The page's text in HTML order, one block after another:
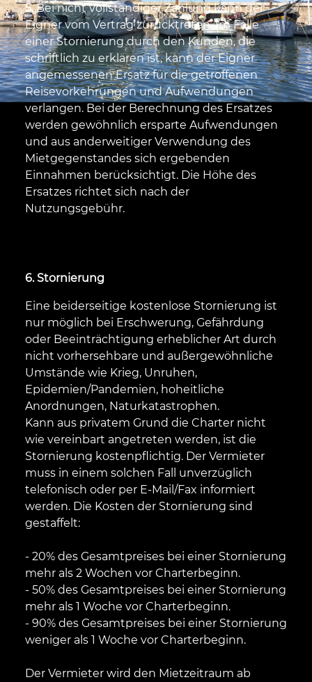
5.Bei nicht vollständiger Zahlung kann der
Eigner vom Vertrag zurücktreten. Im Falle
einer Stornierung durch den Kunden, die
schriftlich zu erklären ist, kann der Eigner
angemessenen Ersatz für die getroffenen
Reisevorkehrungen und Aufwendungen
verlangen. Bei der Berechnung des Ersatzes
werden gewöhnlich ersparte Aufwendungen
und aus anderweitiger Verwendung des
Mietgegenstandes sich ergebenden
Einnahmen berücksichtigt. Die Höhe des
Ersatzes richtet sich nach der
Nutzungsgebühr.
6. Stornierung
Eine beiderseitige kostenlose Stornierung ist
nur möglich bei Erschwerung, Gefährdung
oder Beeinträchtigung erheblicher Art durch
nicht vorhersehbare und außergewöhnliche
Umstände wie Krieg, Unruhen,
Epidemien/Pandemien, hoheitliche
Anordnungen, Naturkatastrophen.
Kann aus privatem Grund die Charter nicht
wie vereinbart angetreten werden, ist die
Stornierung kostenpflichtig. Der Vermieter
muss in einem solchen Fall unverzüglich
telefonisch oder per E-Mail/Fax informiert
werden. Die Kosten der Stornierung sind
gestaffelt:
- 20% des Gesamtpreises bei einer Stornierung
mehr als 2 Wochen vor Charterbeginn.
- 50% des Gesamtpreises bei einer Stornierung
mehr als 1 Woche vor Charterbeginn.
- 90% des Gesamtpreises bei einer Stornierung
weniger als 1 Woche vor Charterbeginn.
Der Vermieter wird den Mietzeitraum ab